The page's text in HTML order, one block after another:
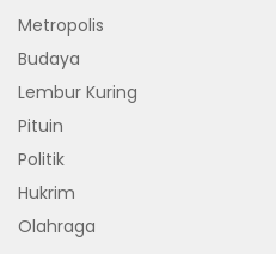
Metropolis
Budaya
Lembur Kuring
Pituin
Politik
Hukrim
Olahraga